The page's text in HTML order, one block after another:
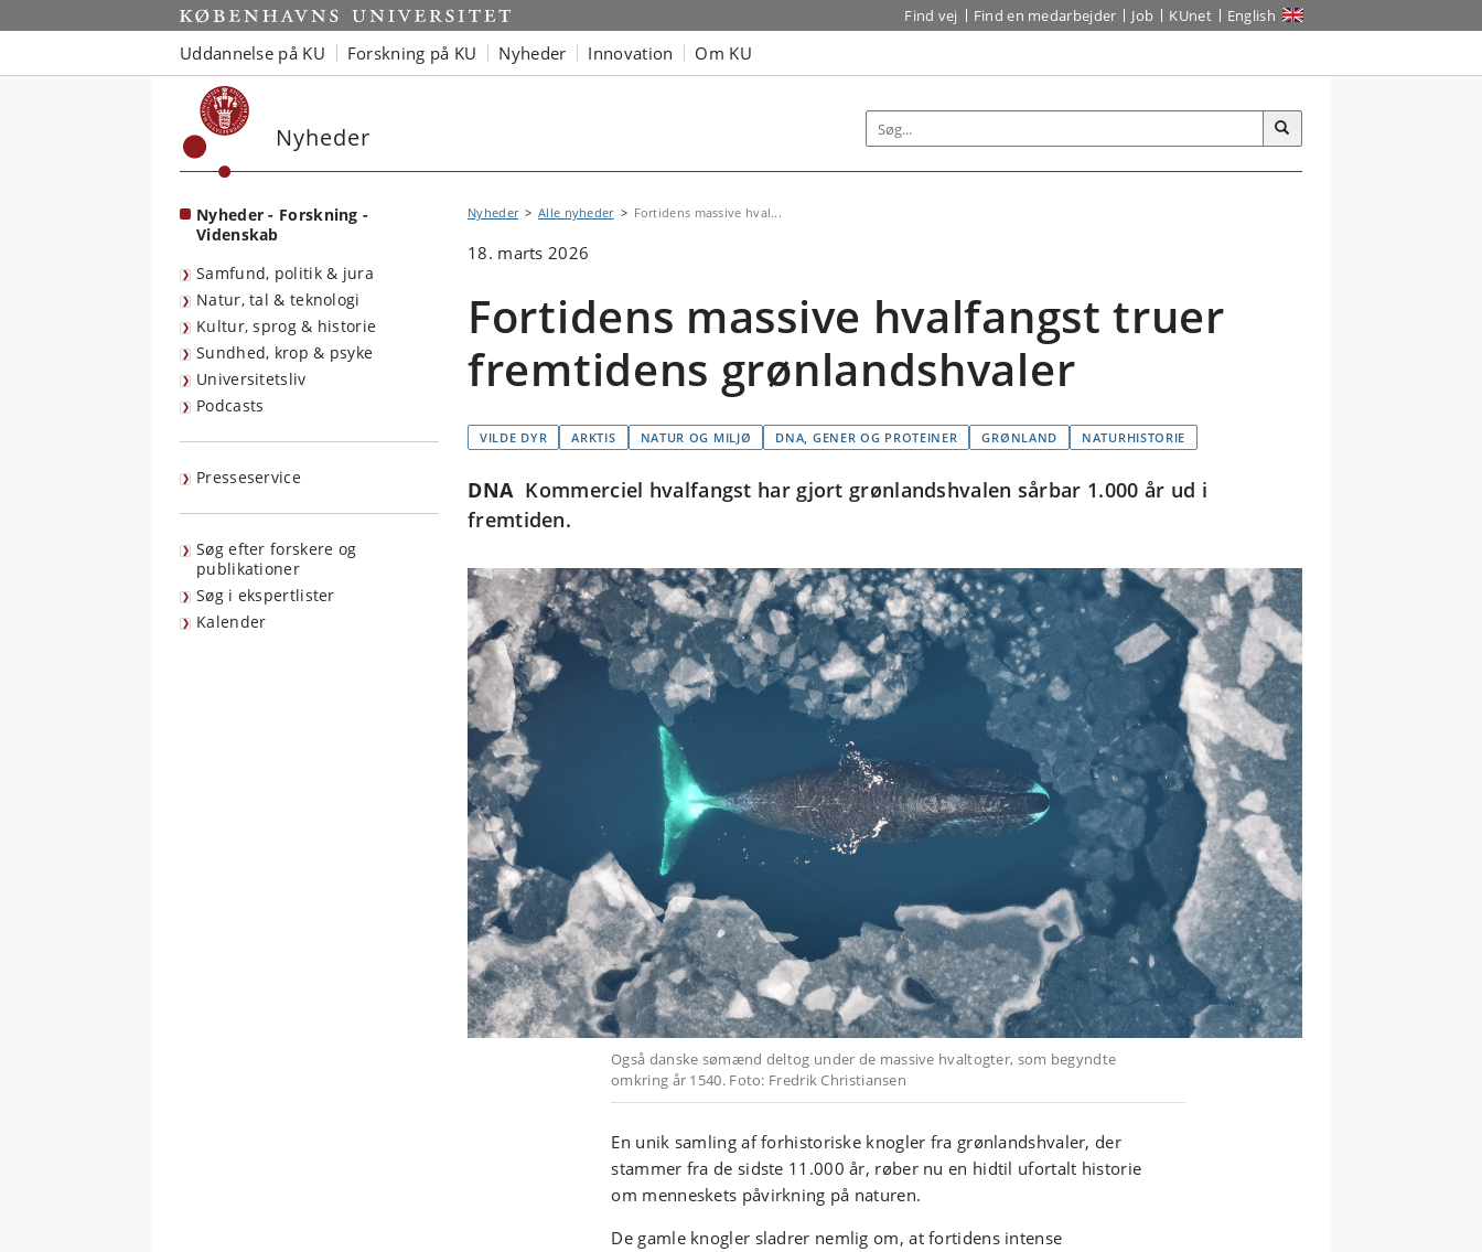
Start Find vej Find en medarbejder Job KUnet English
Uddannelse på KU Forskning på KU Nyheder Innovation Om KU
Nyheder
Nyheder - Forskning -
Videnskab
Samfund, politik & jura
Natur, tal & teknologi
Kultur, sprog & historie
Sundhed, krop & psyke
Universitetsliv
Podcasts
Presseservice
Søg efter forskere og
publikationer
Søg i ekspertlister
Kalender
Nyheder Alle nyheder Fortidens massive hval...
18. marts 2026
Fortidens massive hvalfangst truer
fremtidens grønlandshvaler
VILDE DYR ARKTIS NATUR OG MILJØ DNA, GENER OG PROTEINER GRØNLAND NATURHISTORIE
DNA Kommerciel hvalfangst har gjort grønlandshvalen sårbar 1.000 år ud i
fremtiden.
Også danske sømænd deltog under de massive hvaltogter, som begyndte
omkring år 1540. Foto: Fredrik Christiansen
En unik samling af forhistoriske knogler fra grønlandshvaler, der
stammer fra de sidste 11.000 år, røber nu en hidtil ufortalt historie
om menneskets påvirkning på naturen.
De gamle knogler sladrer nemlig om, at fortidens intense